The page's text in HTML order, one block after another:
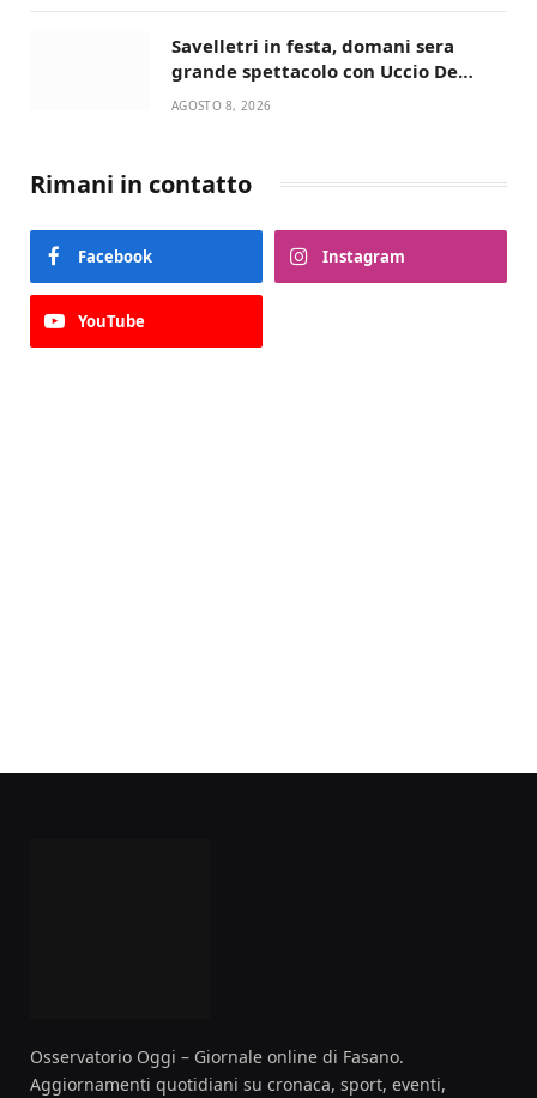
Savelletri in festa, domani sera
grande spettacolo con Uccio De
Santis
AGOSTO 8, 2026
Rimani in contatto
Facebook Instagram
YouTube
Osservatorio Oggi – Giornale online di Fasano.
Aggiornamenti quotidiani su cronaca, sport, eventi,